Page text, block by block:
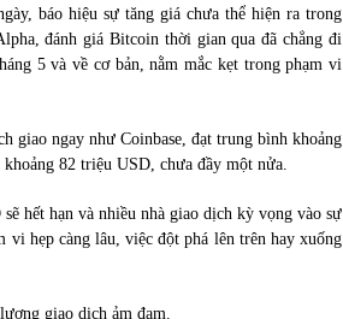
báo hiệu sự tăng giá chưa thể hiện ra trong
đánh giá Bitcoin thời gian qua đã chẳng đi
5 và về cơ bản, nằm mắc kẹt trong phạm vi
giao ngay như Coinbase, đạt trung bình khoảng
82 triệu USD, chưa đầy một nửa.
hết hạn và nhiều nhà giao dịch kỳ vọng vào sự
vi hẹp càng lâu, việc đột phá lên trên hay xuống
giao dịch ảm đạm.